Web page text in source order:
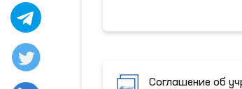
Соглашение об